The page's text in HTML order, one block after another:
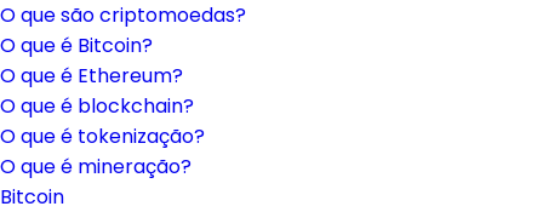
O que são criptomoedas?
O que é Bitcoin?
O que é Ethereum?
O que é blockchain?
O que é tokenização?
O que é mineração?
Bitcoin